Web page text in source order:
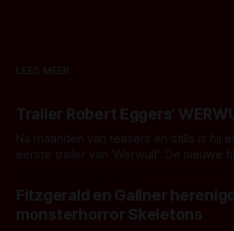
LEES MEER
Trailer Robert Eggers'
Na maanden van teasers en stills is hij
eerste trailer van 'Werwulf'. De nieuwe
kille stijl vol folklore en mythe. Het topic
het het al raden?)... de weerwolf. Kijk je
Fitzgerald en Gallner
monsterhorror Skeletons